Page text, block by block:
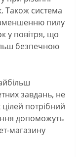
Також система
пилу
у повітря, що
безпечною
завдань, не
потрібний
допоможуть
магазину